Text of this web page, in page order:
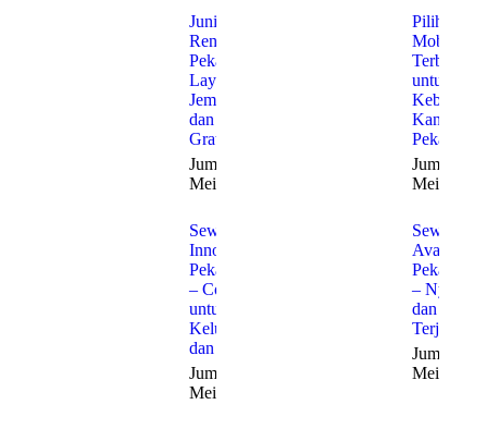
Junior
Rent Car
Pekanbaru:
Layanan
Jemput
dan Antar
Gratis
Jumat, 22
Mei 2026
Pilihan
Mobil
Terbaik
untuk
Kebutuhan
Kantor di
Pekanbaru
Jumat, 22
Mei 2026
Sewa
Innova
Pekanbaru
– Cocok
untuk
Keluarga
dan Bisnis
Jumat, 22
Mei 2026
Sewa
Avanza
Pekanbaru
– Nyaman
dan
Jumat, 22
Mei 2026